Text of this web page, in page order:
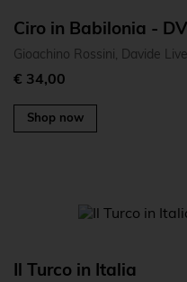
Ciro in Babilonia -
Gioachino Rossini, Davide
€ 34,00
Shop now
Il Turco in Italia